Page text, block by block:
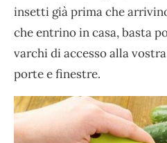
insetti già prima che
che entrino in casa, basta
varchi di accesso alla
porte e finestre.